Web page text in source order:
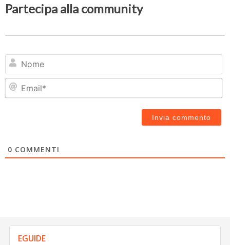
Partecipa alla community
0 COMMENTI
EGUIDE